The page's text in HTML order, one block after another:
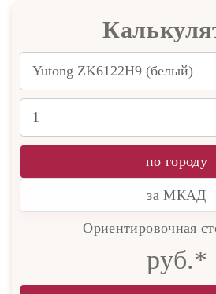
по городу
за МКАД
Ориентировочная
руб.*